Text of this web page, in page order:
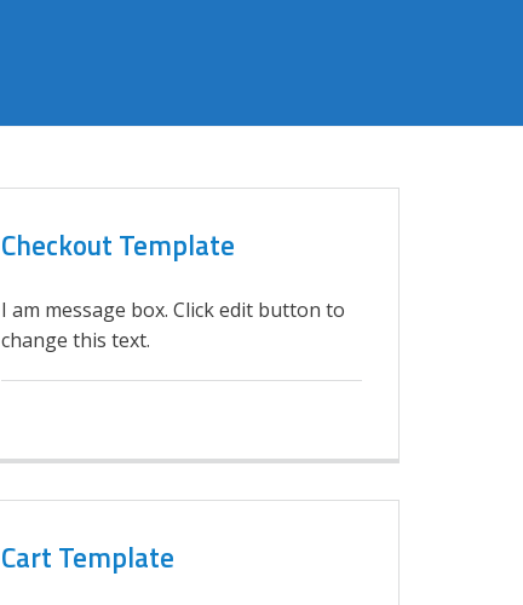
Checkout Template
I am message box. Click edit button to
change this text.
Cart Template